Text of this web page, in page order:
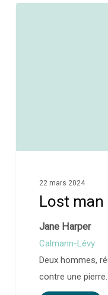
22 mars 2024
Lost man
Jane Harper
Calmann-Lévy
Deux hommes,
contre une